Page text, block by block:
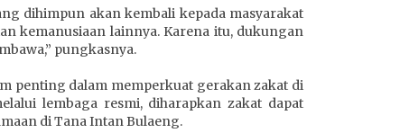
dihimpun akan kembali kepada masyarakat
kemanusiaan lainnya. Karena itu, dukungan
pungkasnya.
penting dalam memperkuat gerakan zakat di
lembaga resmi, diharapkan zakat dapat
di Tana Intan Bulaeng.